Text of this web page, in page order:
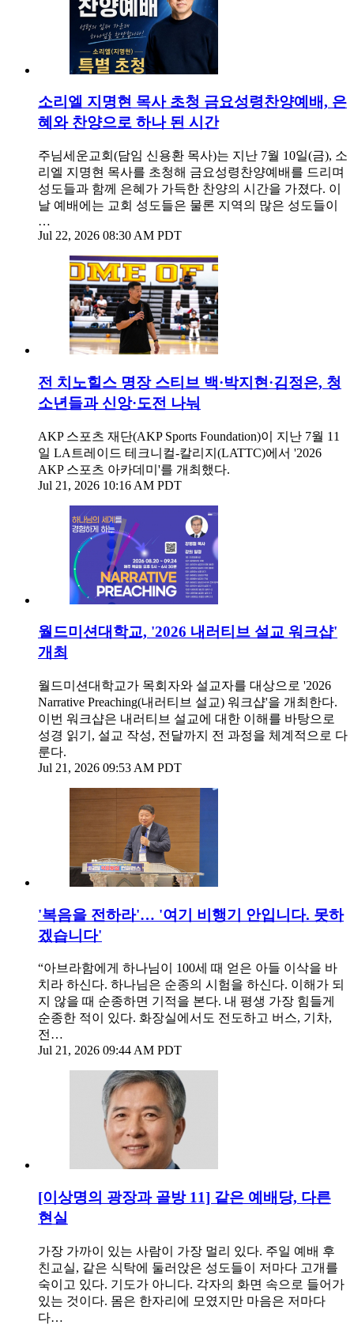
소리엘 지명현 목사 초청 금요성령찬양예배, 은
혜와 찬양으로 하나 된 시간
주님세운교회(담임 신용환 목사)는 지난 7월 10일(금), 소
리엘 지명현 목사를 초청해 금요성령찬양예배를 드리며
성도들과 함께 은혜가 가득한 찬양의 시간을 가졌다. 이
날 예배에는 교회 성도들은 물론 지역의 많은 성도들이
…
Jul 22, 2026 08:30 AM PDT
전 치노힐스 명장 스티브 백·박지현·김정은, 청
소년들과 신앙·도전 나눠
AKP 스포츠 재단(AKP Sports Foundation)이 지난 7월 11
일 LA트레이드 테크니컬-칼리지(LATTC)에서 '2026
AKP 스포츠 아카데미'를 개최했다.
Jul 21, 2026 10:16 AM PDT
월드미션대학교, '2026 내러티브 설교 워크샵'
개최
월드미션대학교가 목회자와 설교자를 대상으로 '2026
Narrative Preaching(내러티브 설교) 워크샵'을 개최한다.
이번 워크샵은 내러티브 설교에 대한 이해를 바탕으로
성경 읽기, 설교 작성, 전달까지 전 과정을 체계적으로 다
룬다.
Jul 21, 2026 09:53 AM PDT
'복음을 전하라'… '여기 비행기 안입니다. 못하
겠습니다'
“아브라함에게 하나님이 100세 때 얻은 아들 이삭을 바
치라 하신다. 하나님은 순종의 시험을 하신다. 이해가 되
지 않을 때 순종하면 기적을 본다. 내 평생 가장 힘들게
순종한 적이 있다. 화장실에서도 전도하고 버스, 기차,
전…
Jul 21, 2026 09:44 AM PDT
[이상명의 광장과 골방 11] 같은 예배당, 다른
현실
가장 가까이 있는 사람이 가장 멀리 있다. 주일 예배 후
친교실, 같은 식탁에 둘러앉은 성도들이 저마다 고개를
숙이고 있다. 기도가 아니다. 각자의 화면 속으로 들어가
있는 것이다. 몸은 한자리에 모였지만 마음은 저마다
다…